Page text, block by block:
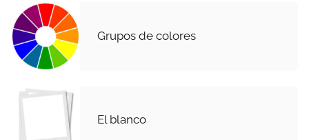
Grupos de colores
El blanco